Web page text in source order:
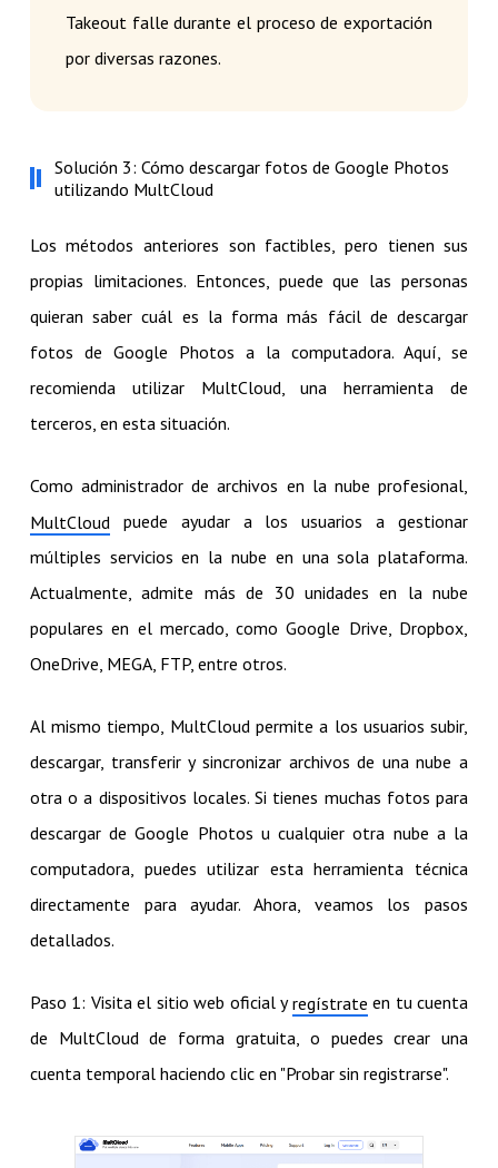
Takeout falle durante el proceso de exportación
por diversas razones.
Solución 3: Cómo descargar fotos de Google Photos
utilizando MultCloud
Los métodos anteriores son factibles, pero tienen sus
propias limitaciones. Entonces, puede que las personas
quieran saber cuál es la forma más fácil de descargar
fotos de Google Photos a la computadora. Aquí, se
recomienda utilizar MultCloud, una herramienta de
terceros, en esta situación.
Como administrador de archivos en la nube profesional,
MultCloud puede ayudar a los usuarios a gestionar
múltiples servicios en la nube en una sola plataforma.
Actualmente, admite más de 30 unidades en la nube
populares en el mercado, como Google Drive, Dropbox,
OneDrive, MEGA, FTP, entre otros.
Al mismo tiempo, MultCloud permite a los usuarios subir,
descargar, transferir y sincronizar archivos de una nube a
otra o a dispositivos locales. Si tienes muchas fotos para
descargar de Google Photos u cualquier otra nube a la
computadora, puedes utilizar esta herramienta técnica
directamente para ayudar. Ahora, veamos los pasos
detallados.
Paso 1: Visita el sitio web oficial yregístrate en tu cuenta
de MultCloud de forma gratuita, o puedes crear una
cuenta temporal haciendo clic en "Probar sin registrarse".